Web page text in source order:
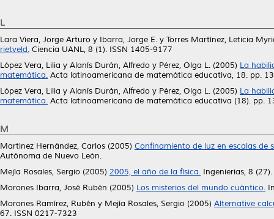
L
Lara Viera, Jorge Arturo y Ibarra, Jorge E. y Torres Martínez, Leticia
rietveld. Ciencia UANL, 8 (1). ISSN 1405-9177
López Vera, Lilia y Alanís Durán, Alfredo y Pérez, Olga L. (2005) La
matemática. Acta latinoamericana de matemática educativa, 18. pp.
López Vera, Lilia y Alanís Durán, Alfredo y Pérez, Olga L. (2005) La
matemática. Acta latinoamericana de matemática educativa (18). pp.
M
Martinez Hernández, Carlos (2005) Confinamiento de luz en escalas de
Autónoma de Nuevo León.
Mejía Rosales, Sergio (2005) 2005, el año de la física. Ingenierias, 8
Morones Ibarra, José Rubén (2005) Los misterios del mundo cuántico.
Morones Ramírez, Rubén y Mejía Rosales, Sergio (2005) Alternative
67. ISSN 0217-7323